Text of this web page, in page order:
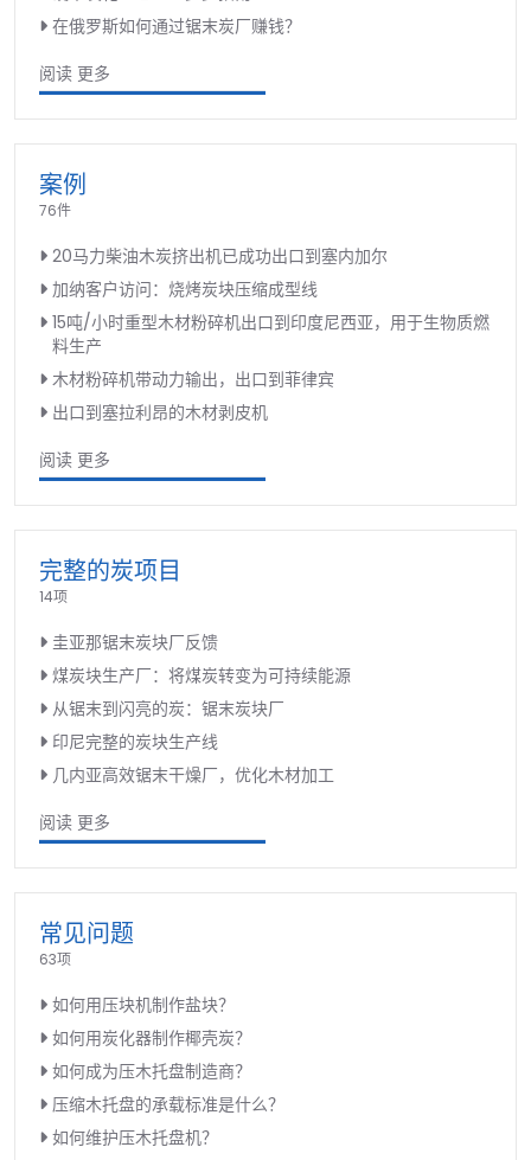
在俄罗斯如何通过锯末炭厂赚钱？
阅读 更多
案例
76件
20马力柴油木炭挤出机已成功出口到塞内加尔
加纳客户访问：烧烤炭块压缩成型线
15吨/小时重型木材粉碎机出口到印度尼西亚，用于生物质燃
料生产
木材粉碎机带动力输出，出口到菲律宾
出口到塞拉利昂的木材剥皮机
阅读 更多
完整的炭项目
14项
圭亚那锯末炭块厂反馈
煤炭块生产厂：将煤炭转变为可持续能源
从锯末到闪亮的炭：锯末炭块厂
印尼完整的炭块生产线
几内亚高效锯末干燥厂，优化木材加工
阅读 更多
常见问题
63项
如何用压块机制作盐块？
如何用炭化器制作椰壳炭？
如何成为压木托盘制造商？
压缩木托盘的承载标准是什么？
如何维护压木托盘机？